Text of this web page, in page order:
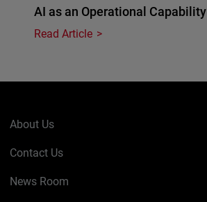
AI as an Operational Capability
Read Article
About Us
Contact Us
News Room